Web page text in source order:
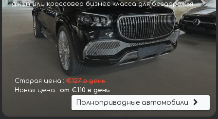
джип или кроссовер бизнес класса для бездорожья
Старая цена : €127 в день
Новая цена : от €110 в день
Полноприводные автомобили